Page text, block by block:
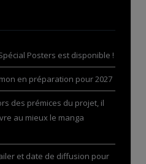
Posters est disponible !
en préparation pour 2027
des prémices du projet, il
au mieux le manga
et date de diffusion pour